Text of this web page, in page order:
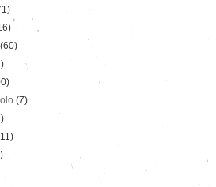
(60)
(7)